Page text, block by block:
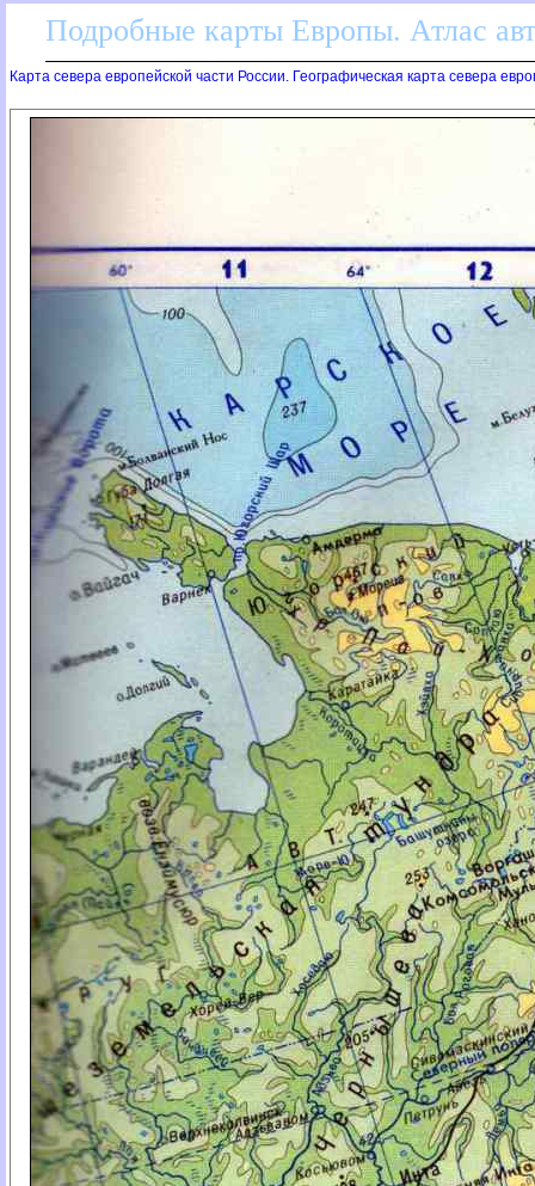
Подробные карты Европы. Атлас
Карта севера европейской части России. Географическая карта севера